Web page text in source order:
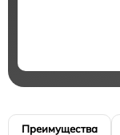
Преимущества